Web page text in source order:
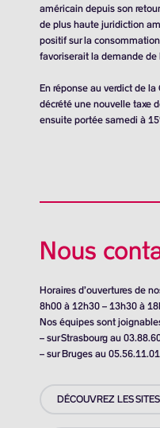
américain depuis son
de plus haute juridiction
positif sur la
favoriserait la demande de
En réponse au verdict de
décrété une nouvelle taxe
ensuite portée samedi à
Nous
Horaires d’ouvertures de
8h00 à 12h30 – 13h30 à
Nos équipes sont
– sur Strasbourg au
– sur Bruges au
DÉCOUVREZ LES